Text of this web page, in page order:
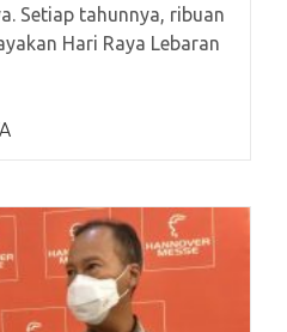
Setiap tahunnya, ribuan
Hari Raya Lebaran